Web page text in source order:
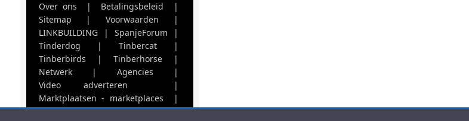
Over ons | Betalingsbeleid
|
Sitemap | Voorwaarden |
LINKBUILDING| SpanjeForum |
Tinderdog | Tinbercat|
Tinberbirds | Tinberhorse|
Netwerk| Agencies |
Video adverteren |
Marktplaatsen - marketplaces |
SpanjeForum.nl|